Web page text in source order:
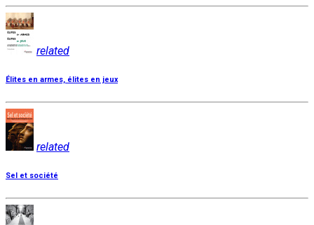
related
Élites en armes, élites en jeux
related
Sel et société